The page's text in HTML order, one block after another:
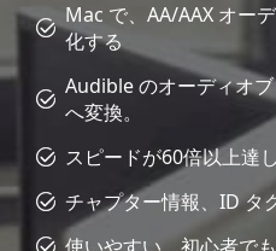
Mac で、AA/AAX オー
化する
Audible のオーディオ
へ変換。
スピードが60倍以上達
チャプター情報、ID タ